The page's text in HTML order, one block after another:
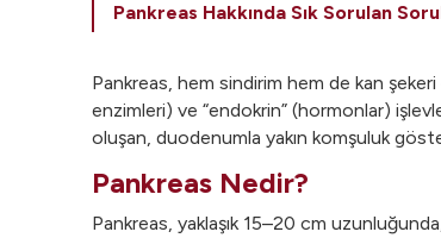
Pankreas Hakkında Sık Sorulan
Pankreas, hem sindirim hem de kan
enzimleri) ve “endokrin” (hormonlar)
oluşan, duodenumla yakın komşuluk
Pankreas Nedir?
Pankreas, yaklaşık 15–20 cm